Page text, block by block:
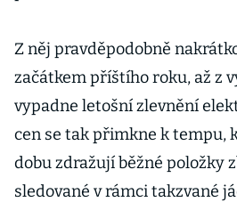
Z něj pravděpodobně
začátkem příštího roku, až z
vypadne letošní zlevnění
cen se tak přimkne k tempu,
dobu zdražují běžné položky
sledované v rámci takzvané